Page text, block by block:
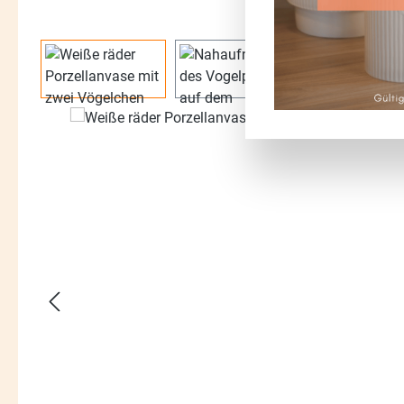
Bildergalerie überspringen